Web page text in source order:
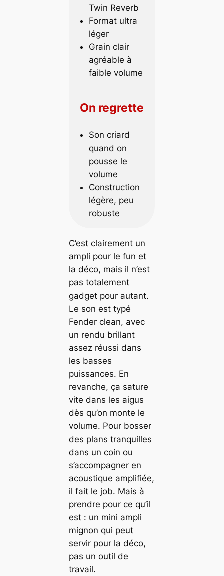
Twin Reverb
Format ultra
léger
Grain clair
agréable à
faible volume
On regrette
Son criard
quand on
pousse le
volume
Construction
légère, peu
robuste
C’est clairement un
ampli pour le fun et
la déco, mais il n’est
pas totalement
gadget pour autant.
Le son est typé
Fender clean, avec
un rendu brillant
assez réussi dans
les basses
puissances. En
revanche, ça sature
vite dans les aigus
dès qu’on monte le
volume. Pour bosser
des plans tranquilles
dans un coin ou
s’accompagner en
acoustique amplifiée,
il fait le job. Mais à
prendre pour ce qu’il
est : un mini ampli
mignon qui peut
servir pour la déco,
pas un outil de
travail.